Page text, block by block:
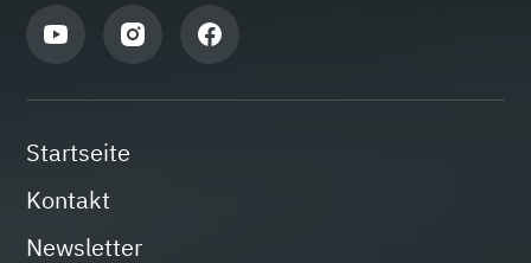
Startseite
Kontakt
Newsletter